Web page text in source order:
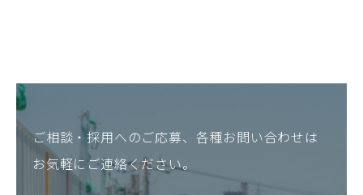
ご相談・採用へのご応募、各種お問い合わせは
お気軽にご連絡ください。